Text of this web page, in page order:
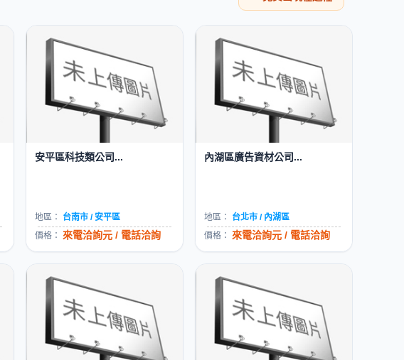
安平區科技類公司...
地區：
台南市 / 安平區
價格： 來電洽詢元 / 電話洽詢
內湖區廣告資材公司...
地區：
台北市 / 內湖區
價格： 來電洽詢元 / 電話洽詢